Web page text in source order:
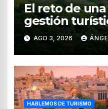
El reto de
gestión
de Pomac
AGO 3, 2026
HABLEMOS DE TURISMO